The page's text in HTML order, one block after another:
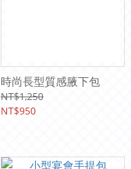
時尚長型質感腋下包
NT$1,250
NT$950